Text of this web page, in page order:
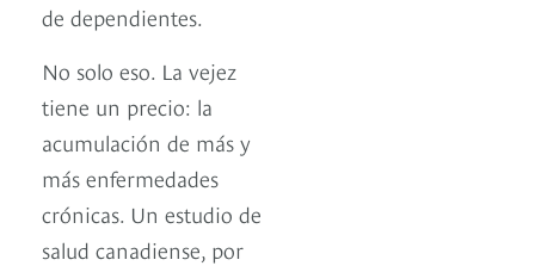
de dependientes.
No solo eso. La vejez
tiene un precio: la
acumulación de más y
más enfermedades
crónicas. Un estudio de
salud canadiense, por